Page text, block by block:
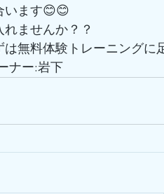
います😊😊
ませんか？？
無料体験トレーニング
ナー:岩下